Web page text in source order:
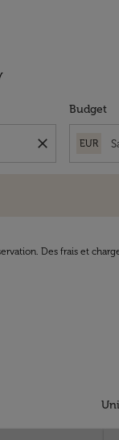
close
Budget
EUR
Des frais et